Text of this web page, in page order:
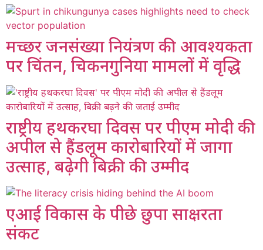
मच्छर जनसंख्या नियंत्रण की आवश्यकता
पर चिंतन, चिकनगुनिया मामलों में वृद्धि
राष्ट्रीय हथकरघा दिवस पर पीएम मोदी की
अपील से हैंडलूम कारोबारियों में जागा
उत्साह, बढ़ेगी बिक्री की उम्मीद
एआई विकास के पीछे छुपा साक्षरता
संकट